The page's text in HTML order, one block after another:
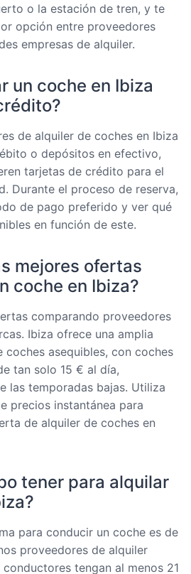
o la estación de tren, y te
opción entre proveedores
empresas de alquiler.
un coche en Ibiza
de alquiler de coches en Ibiza
o depósitos en efectivo,
tarjetas de crédito para el
Durante el proceso de reserva,
de pago preferido y ver qué
en función de este.
mejores ofertas
coche en Ibiza?
comparando proveedores
Ibiza ofrece una amplia
coches asequibles, con coches
tan solo 15 € al día,
las temporadas bajas. Utiliza
precios instantánea para
de alquiler de coches en
tener para alquilar
para conducir un coche es de
proveedores de alquiler
tengan al menos 21